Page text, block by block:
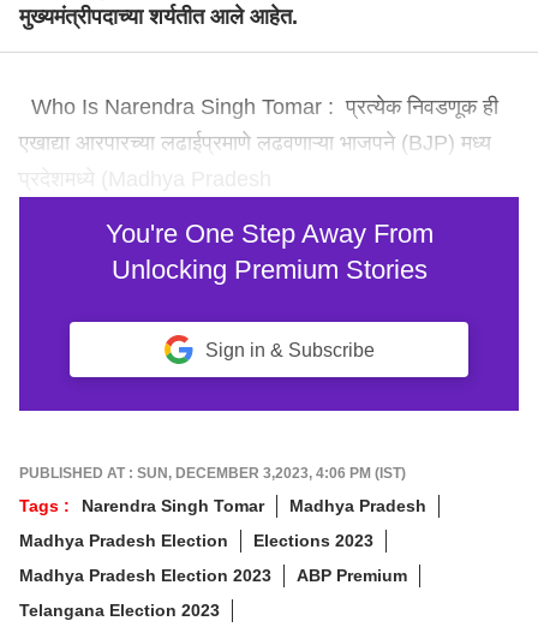
मुख्यमंत्रीपदाच्या शर्यतीत आले आहेत.
Who Is Narendra Singh Tomar : प्रत्येक निवडणूक ही
एखाद्या आरपारच्या लढाईप्रमाणे लढवणाऱ्या भाजपने (BJP) मध्य
You're One Step Away From
Unlocking Premium Stories
Sign in & Subscribe
PUBLISHED AT : SUN, DECEMBER 3,2023, 4:06 PM (IST)
Tags : Narendra Singh Tomar
Madhya Pradesh
Madhya Pradesh Election
Elections 2023
Madhya Pradesh Election 2023
ABP Premium
Telangana Election 2023